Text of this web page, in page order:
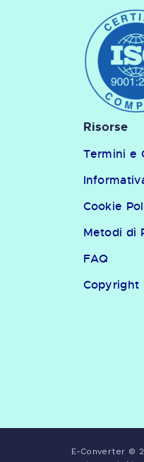
Risorse
Termini e
Cookie
Metodi di
FAQ
Copyright
E-Converter ©